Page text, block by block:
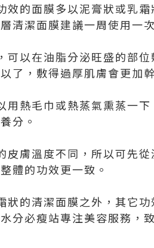
效的面膜多以泥膏狀或乳
清潔面膜建議一周使用一
可以在油脂分泌旺盛的部
了，敷得過厚肌膚會更加
用熱毛巾或熱蒸氣熏蒸一
分。
皮膚溫度不同，所以可先
體的功效更一致。
狀的清潔面膜之外，其它
分必瘦站專注美容服務，